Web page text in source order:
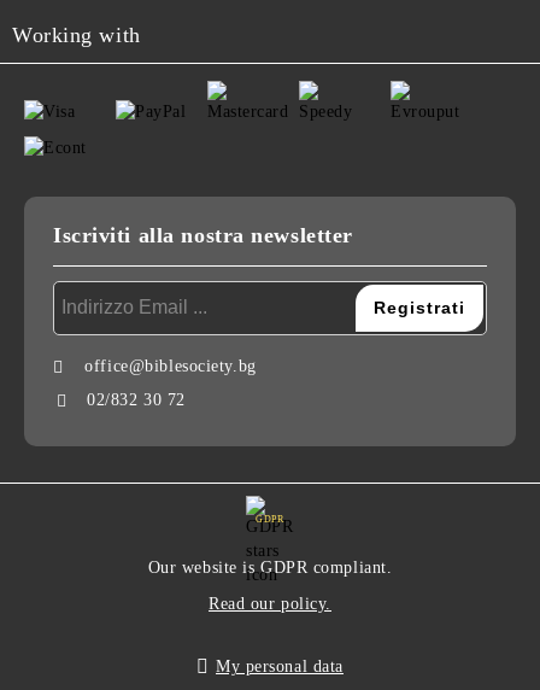
Working with
Iscriviti alla nostra newsletter
office@biblesociety.bg
02/832 30 72
GDPR
Our website is GDPR compliant.
Read our policy.
My personal data